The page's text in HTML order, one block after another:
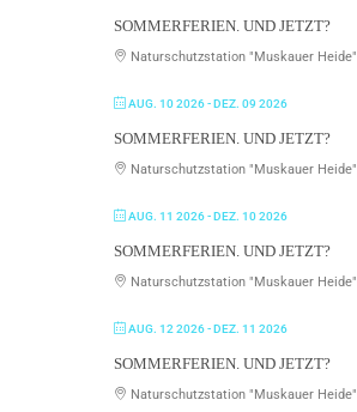
SOMMERFERIEN. UND JETZT?
Naturschutzstation "Muskauer Heide"
AUG. 10 2026- DEZ. 09 2026
SOMMERFERIEN. UND JETZT?
Naturschutzstation "Muskauer Heide"
AUG. 11 2026- DEZ. 10 2026
SOMMERFERIEN. UND JETZT?
Naturschutzstation "Muskauer Heide"
AUG. 12 2026- DEZ. 11 2026
SOMMERFERIEN. UND JETZT?
Naturschutzstation "Muskauer Heide"